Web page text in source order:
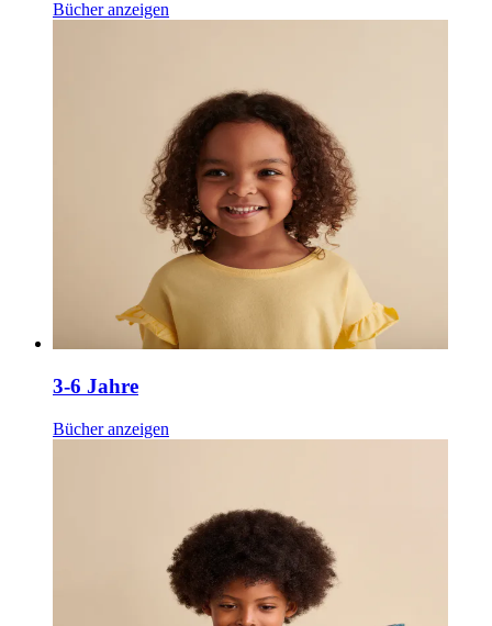
Bücher anzeigen
3-6 Jahre
Bücher anzeigen